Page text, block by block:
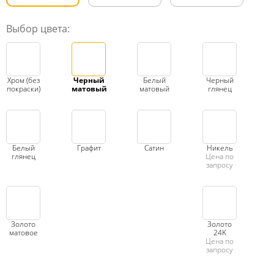
Выбор цвета:
Хром (без
покраски)
Черный
матовый
Белый
матовый
Черный
глянец
Белый
глянец
Графит Сатин
Никель
Цена по
запросу
Золото
матовое
Золото
24K
Цена по
запросу